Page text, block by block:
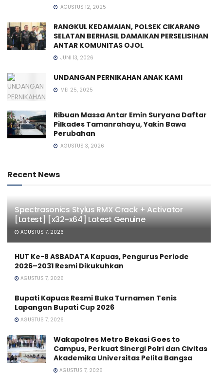
AGUSTUS 12, 2025
RANGKUL KEDAMAIAN, POLSEK CIKARANG
SELATAN BERHASIL DAMAIKAN PERSELISIHAN
ANTAR KOMUNITAS OJOL
JUNI 13, 2026
UNDANGAN PERNIKAHAN ANAK KAMI
MEI 25, 2025
Ribuan Massa Antar Emin Suryana Daftar
Pilkades Tamanrahayu, Yakin Bawa
Perubahan
AGUSTUS 3, 2026
Recent News
Spectrasonics Stylus RMX Crack + Activator
[Latest] [x32-x64] Latest Genuine
AGUSTUS 7, 2026
HUT Ke-8 ASBADATA Kapuas, Pengurus Periode
2026–2031 Resmi Dikukuhkan
AGUSTUS 7, 2026
Bupati Kapuas Resmi Buka Turnamen Tenis
Lapangan Bupati Cup 2026
AGUSTUS 7, 2026
Wakapolres Metro Bekasi Goes to
Campus, Perkuat Sinergi Polri dan Civitas
Akademika Universitas Pelita Bangsa
AGUSTUS 7, 2026